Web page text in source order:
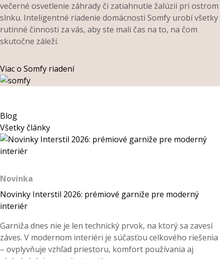
večerné osvetlenie záhrady či zatiahnutie žalúzii pri ostrom
slnku. Inteligentné riadenie domácnosti Somfy urobí všetky
rutinné činnosti za vás, aby ste mali čas na to, na čom
skutočne záleží.
Viac o Somfy riadení
Blog
Všetky články
Novinka
Novinky Interstil 2026: prémiové garniže pre moderný
interiér
Garniža dnes nie je len technický prvok, na ktorý sa zavesí
záves. V modernom interiéri je súčasťou celkového riešenia
– ovplyvňuje vzhľad priestoru, komfort používania aj